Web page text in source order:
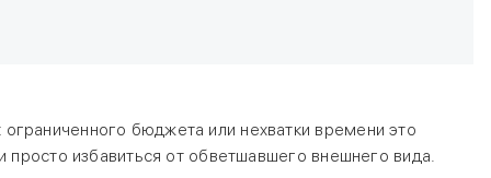
бюджета или нехватки времени это
избавиться от обветшавшего внешнего вида.